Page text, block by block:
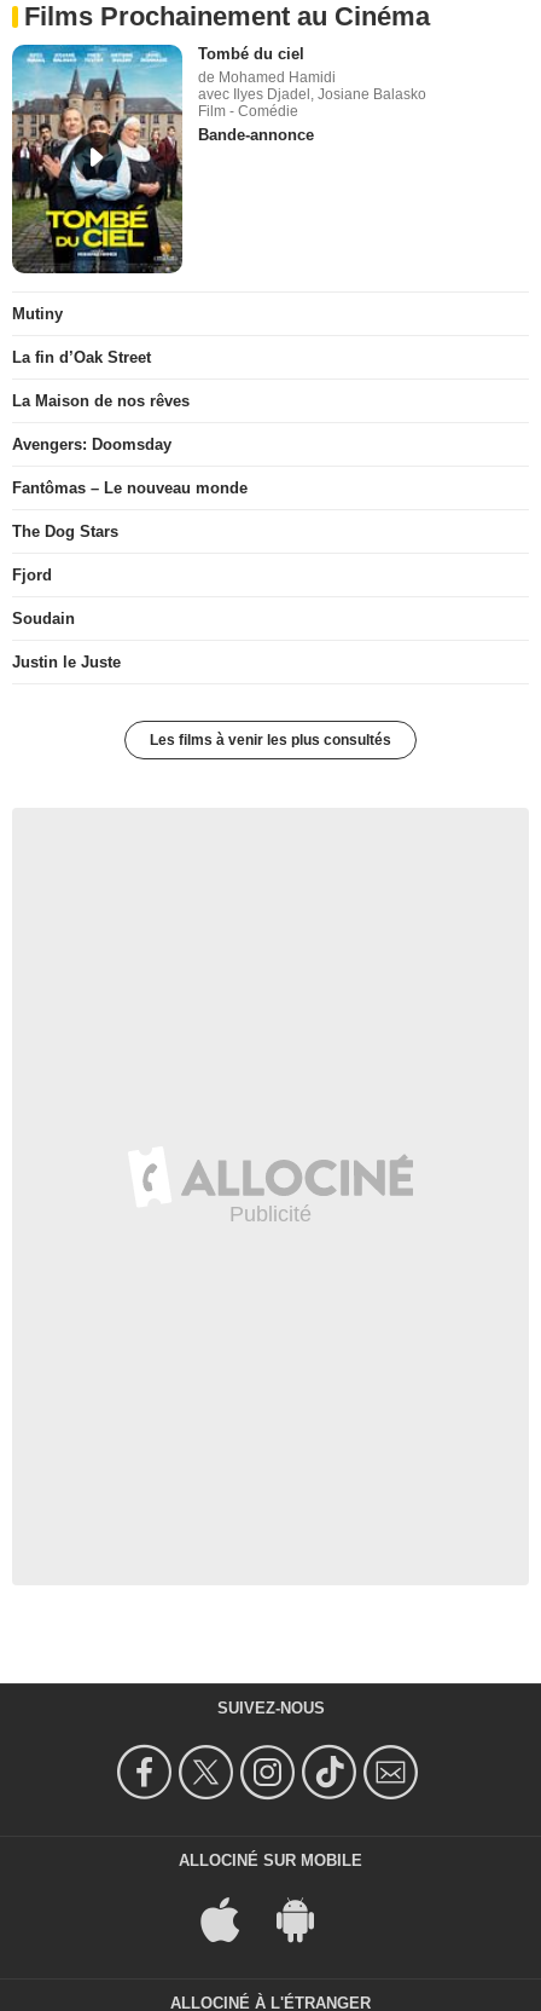
Films Prochainement au Cinéma
Tombé du ciel
de Mohamed Hamidi
avec Ilyes Djadel, Josiane Balasko
Film - Comédie
Bande-annonce
Mutiny
La fin d’Oak Street
La Maison de nos rêves
Avengers: Doomsday
Fantômas – Le nouveau monde
The Dog Stars
Fjord
Soudain
Justin le Juste
Les films à venir les plus consultés
SUIVEZ-NOUS
ALLOCINÉ SUR MOBILE
ALLOCINÉ À L'ÉTRANGER